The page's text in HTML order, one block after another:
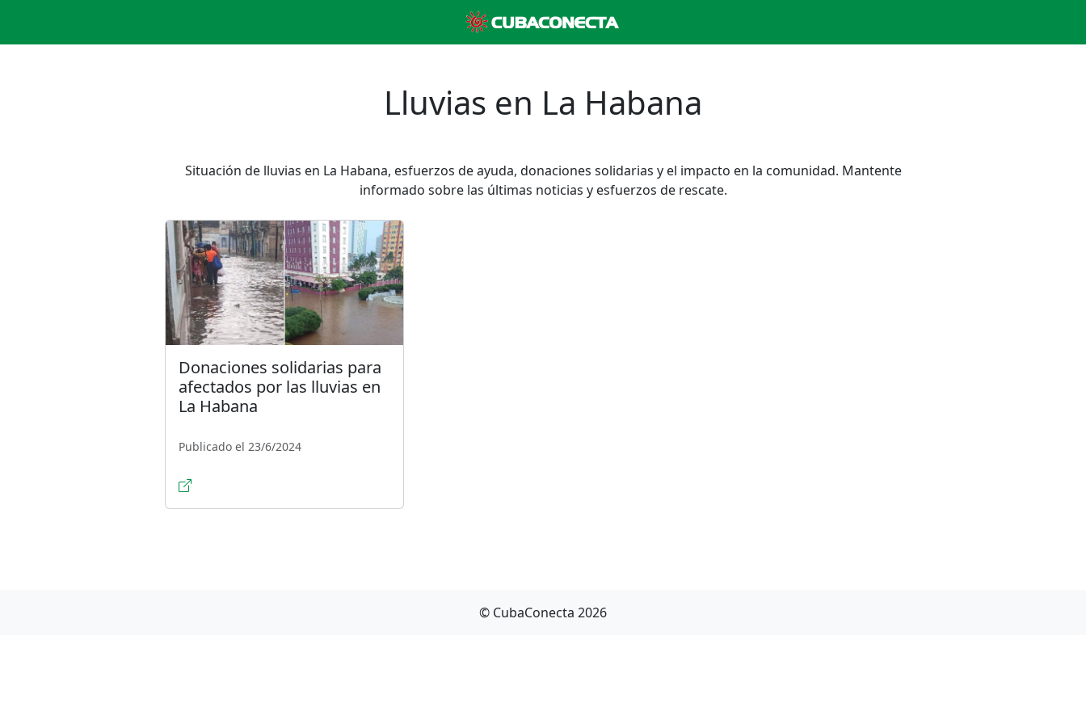
Lluvias en La Habana
Situación de lluvias en La Habana, esfuerzos de ayuda, donaciones solidarias y el impacto en la comunidad. Mantente
informado sobre las últimas noticias y esfuerzos de rescate.
Donaciones solidarias para
afectados por las lluvias en
La Habana
Publicado el 23/6/2024
© CubaConecta 2026